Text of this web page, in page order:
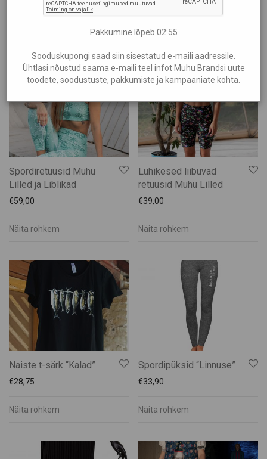
Raamatud ja Muusika
Mehed
Naised
Teenused
Toit ja Joogid
€39,00
Näita rohkem
Spordiretuusid Muhu
Lilled ja Liblikad
€59,00
Näita rohkem
Lühikesed liibuvad
retuusid Muhu Lilled
€39,00
Näita rohkem
Naiste t-särk “Kalad”
€28,75
Näita rohkem
Spordipüksid “Linnuse”
€33,90
Näita rohkem
Pakkumine lõpeb 02:54
Sooduskupongi saad siin sisestatud e-maili aadressile.
Ühtlasi nõustud saama e-maili teel infot Muhu Brandsi uute
toodete, soodustuste, pakkumiste ja kampaaniate kohta.